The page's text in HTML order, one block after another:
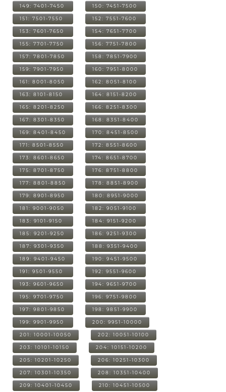
149: 7401-7450 150: 7451-7500
151: 7501-7550 152: 7551-7600
153: 7601-7650 154: 7651-7700
155: 7701-7750 156: 7751-7800
157: 7801-7850 158: 7851-7900
159: 7901-7950 160: 7951-8000
161: 8001-8050 162: 8051-8100
163: 8101-8150 164: 8151-8200
165: 8201-8250 166: 8251-8300
167: 8301-8350 168: 8351-8400
169: 8401-8450 170: 8451-8500
171: 8501-8550 172: 8551-8600
173: 8601-8650 174: 8651-8700
175: 8701-8750 176: 8751-8800
177: 8801-8850 178: 8851-8900
179: 8901-8950 180: 8951-9000
181: 9001-9050 182: 9051-9100
183: 9101-9150 184: 9151-9200
185: 9201-9250 186: 9251-9300
187: 9301-9350 188: 9351-9400
189: 9401-9450 190: 9451-9500
191: 9501-9550 192: 9551-9600
193: 9601-9650 194: 9651-9700
195: 9701-9750 196: 9751-9800
197: 9801-9850 198: 9851-9900
199: 9901-9950 200: 9951-10000
201: 10001-10050 202: 10051-10100
203: 10101-10150 204: 10151-10200
205: 10201-10250 206: 10251-10300
207: 10301-10350 208: 10351-10400
209: 10401-10450 210: 10451-10500